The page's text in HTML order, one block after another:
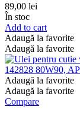
89,00 lei
În stoc
Add to cart
Adaugă la favorite
Adaugă la favorite
Adaugă la favorite
Adaugă la favorite
Compare